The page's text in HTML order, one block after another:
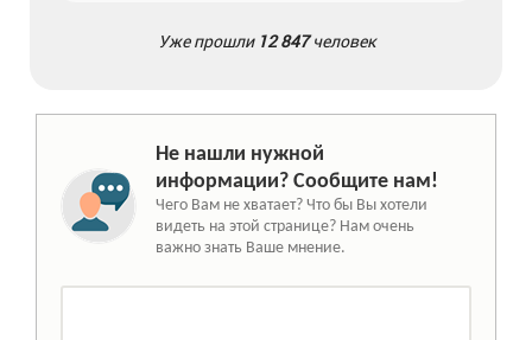
Уже прошли 12 847человек
Не нашли нужной
информации? Сообщите нам!
Чего Вам не хватает? Что бы Вы хотели
видеть на этой странице? Нам очень
важно знать Ваше мнение.